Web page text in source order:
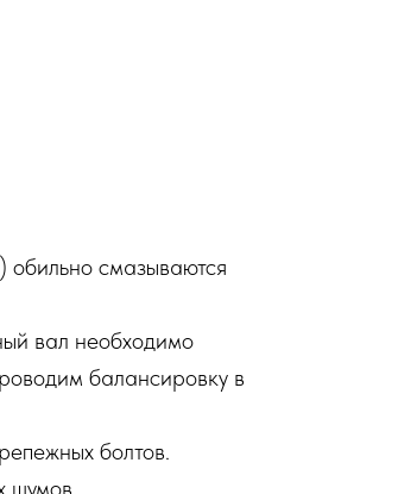
смазываются
вал необходимо
балансировку в
болтов.
шумов.